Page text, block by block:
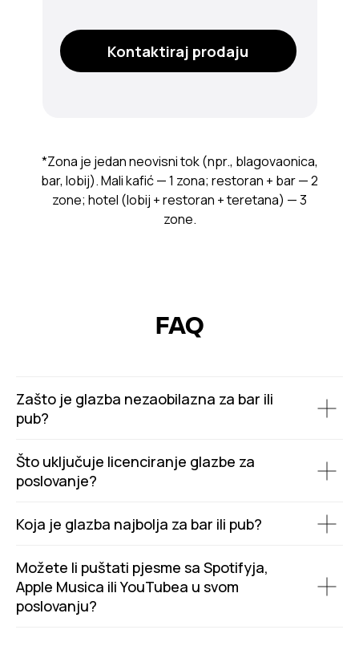
*Zona je jedan neovisni tok (npr., blagovaonica,
bar, lobij). Mali kafić — 1 zona; restoran + bar — 2
zone; hotel (lobij + restoran + teretana) — 3
zone.
Kontaktiraj prodaju
FAQ
Zašto je glazba nezaobilazna za bar ili
pub?
Što uključuje licenciranje glazbe za
poslovanje?
Koja je glazba najbolja za bar ili pub?
Možete li puštati pjesme sa Spotifyja,
Apple Musica ili YouTubea u svom
poslovanju?